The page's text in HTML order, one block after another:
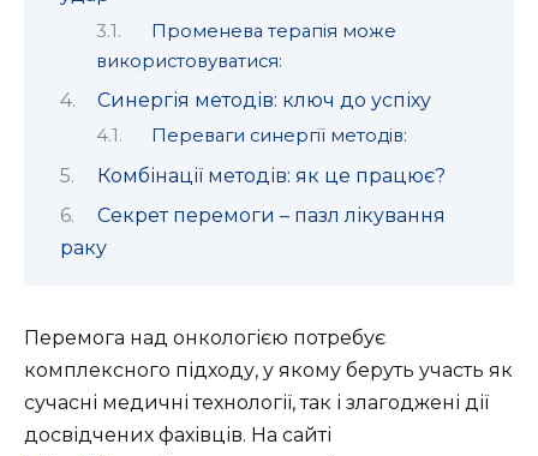
Променева терапія може
використовуватися:
Синергія методів: ключ до успіху
Переваги синергії методів:
Комбінації методів: як це працює?
Секрет перемоги – пазл лікування
раку
Перемога над онкологією потребує
комплексного підходу, у якому беруть участь як
сучасні медичні технології, так і злагоджені дії
досвідчених фахівців. На сайті